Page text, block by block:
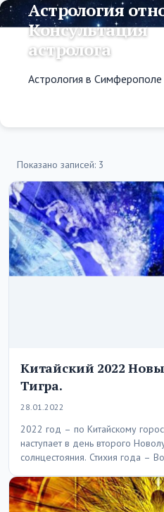
Астрология
Консультация
астролога
Астрология в
Показано записей: 3
Китайский 2022
Тигра.
28.01.2022
2022 год – по Китайскому
наступает в день второго
солнцестояния. Стихия года –